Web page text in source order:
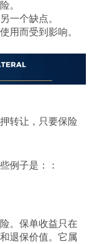
。
一个缺点。
用而受到影响。
转让，只要保险
例子是：：
。保单收益只在
退保价值。它属